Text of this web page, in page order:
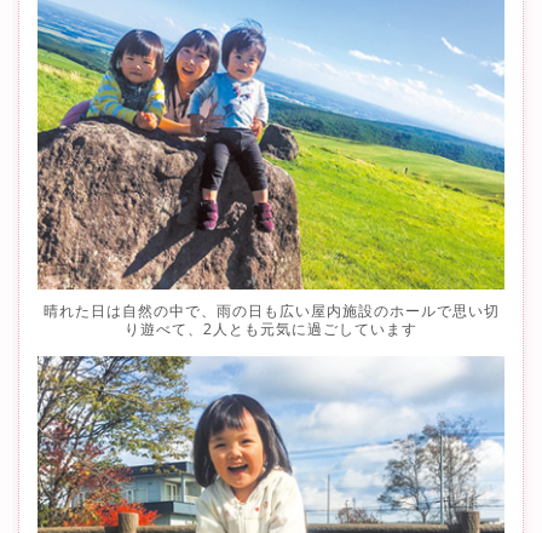
晴れた日は自然の中で、雨の日も広い屋内施設のホールで思い切
り遊べて、2人とも元気に過ごしています